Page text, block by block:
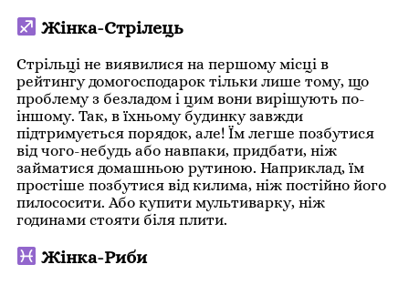
Жінка-Стрілець
Стрільці не виявилися на першому місці в
рейтингу домогосподарок тільки лише тому, що
проблему з безладом і цим вони вирішують по-
іншому. Так, в їхньому будинку завжди
підтримується порядок, але! Їм легше позбутися
від чого-небудь або навпаки, придбати, ніж
займатися домашньою рутиною. Наприклад, їм
простіше позбутися від килима, ніж постійно його
пилососити. Або купити мультиварку, ніж
годинами стояти біля плити.
Жінка-Риби